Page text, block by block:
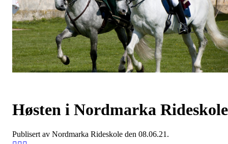
Høsten i Nordmarka Rideskole
Publisert av Nordmarka Rideskole den 08.06.21.